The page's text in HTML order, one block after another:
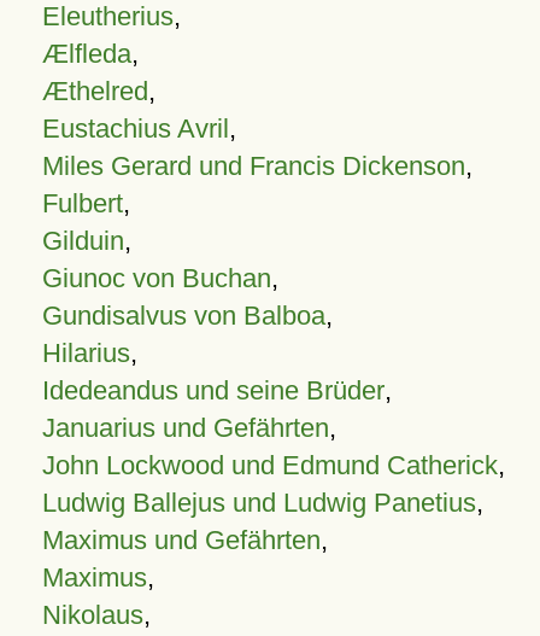
Eleutherius,
Ælfleda,
Æthelred,
Eustachius Avril,
Miles Gerard und Francis Dickenson,
Fulbert,
Gilduin,
Giunoc von Buchan,
Gundisalvus von Balboa,
Hilarius,
Idedeandus und seine Brüder,
Januarius und Gefährten,
John Lockwood und Edmund Catherick,
Ludwig Ballejus und Ludwig Panetius,
Maximus und Gefährten,
Maximus,
Nikolaus,